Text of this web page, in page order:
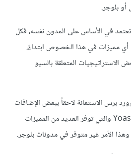
بلوجر.
يمكننا القول بأن مسألة SEO تعتمد في الأساس على المدون نفسه، فكل
مميزات في هذا الخصوص ابتداءً،
الاستراتيجيات المتعلقة بالسيو
برس الاستعانة لاحقاً ببعض الإضافات
المتعلقة بـ SEO مثل إضافة Yoast والتي توفر العديد من المميزات
وهذا الأمر غير متوفر في مدونات بلوجر.